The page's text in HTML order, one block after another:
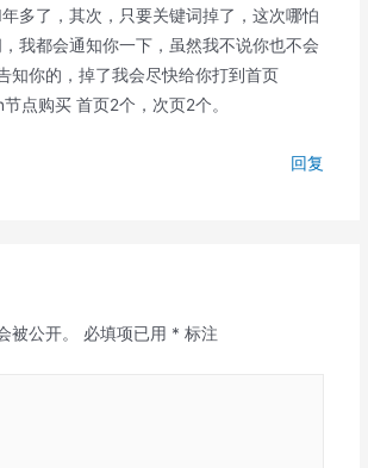
多了，其次，只要关键词掉了，这次哪怕
我都会通知你一下，虽然我不说你也不会
知你的，掉了我会尽快给你打到首页
点购买 首页2个，次页2个。
回复
被公开。 必填项已用 * 标注